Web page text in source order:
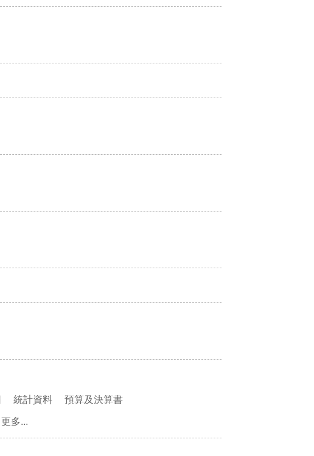
統計資料 預算及決算書
更多...